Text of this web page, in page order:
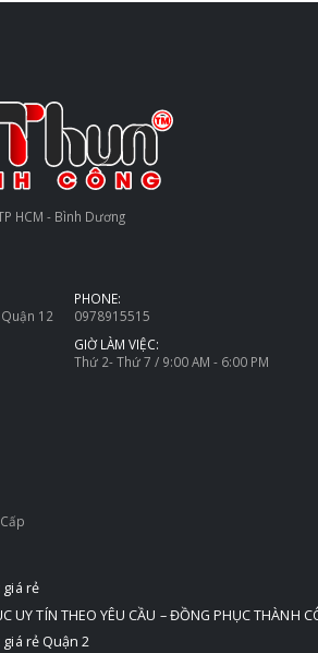
HCM - Bình Dương
12
PHONE:
0978915515
GIỜ LÀM VIỆC:
Thứ 2- Thứ 7 / 9:00 AM - 6:00 PM
rẻ
UY TÍN THEO YÊU CẦU – ĐỒNG PHỤC THÀNH
rẻ Quận 2